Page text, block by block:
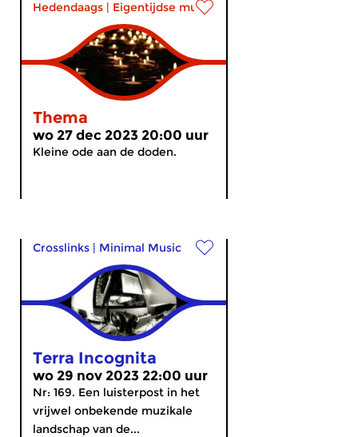
Hedendaags | Eigentijdse muziek
Thema
wo 27 dec 2023 20:00 uur
Kleine ode aan de doden.
Crosslinks | Minimal Music
Terra Incognita
wo 29 nov 2023 22:00 uur
Nr: 169. Een luisterpost in het
vrijwel onbekende muzikale
landschap van de...